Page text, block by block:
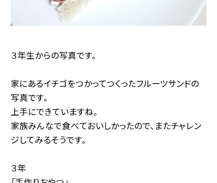
３年生からの写真です。
家にあるイチゴをつかってつくったフルーツサンドの
写真です。
上手にできていますね。
家族みんなで食べておいしかったので、またチャレン
ジしてみるそうです。
３年